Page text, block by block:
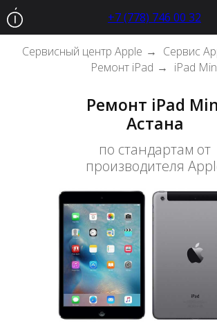
+7 (778) 746 00 32
+7 (727) 339 99 12
Ремонт MacBook Ремонт iMac
+7 (778) 746 00 32
+7 (727) 339 99 12
Сервисный центр Apple → Сервис
Ремонт iPad → iPad
Ремонт iPad
Астана
по стандартам от
производителя